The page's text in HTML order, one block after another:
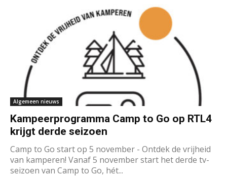
Algemeen nieuws
Kampeerprogramma Camp to Go op RTL4
krijgt derde seizoen
Camp to Go start op 5 november - Ontdek de vrijheid
van kamperen! Vanaf 5 november start het derde tv-
seizoen van Camp to Go, hét...